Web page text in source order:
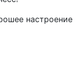
настроение